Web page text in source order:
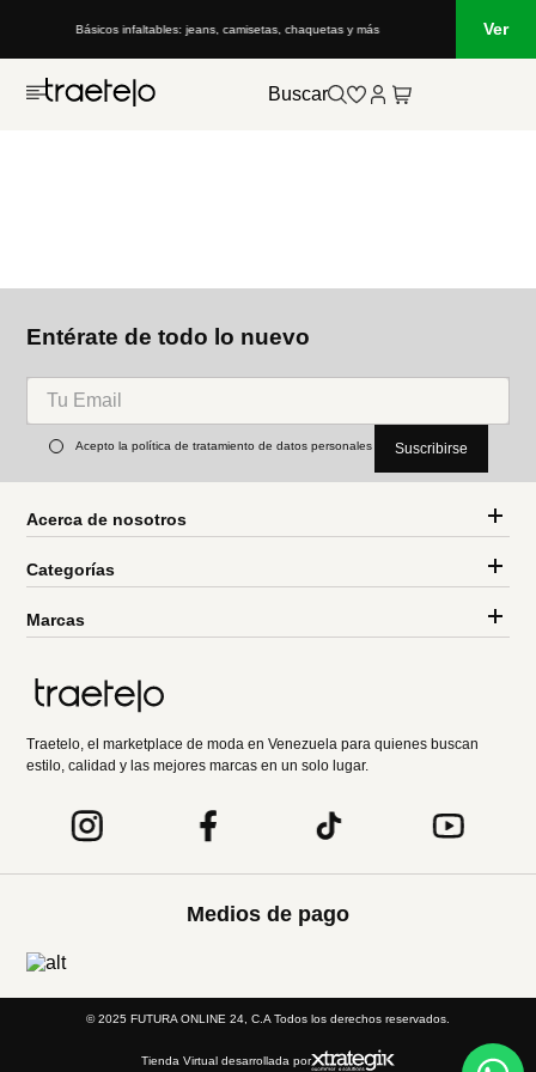
Básicos infaltables: jeans, camisetas, chaquetas y más Ver
Buscar
Entérate de todo lo nuevo
Acepto la política de tratamiento de datos personales Suscribirse
Acerca de nosotros
Categorías
Marcas
Traetelo, el marketplace de moda en Venezuela para quienes buscan
estilo, calidad y las mejores marcas en un solo lugar.
Medios de pago
© 2025 FUTURA ONLINE 24, C.A Todos los derechos reservados.
Tienda Virtual desarrollada por